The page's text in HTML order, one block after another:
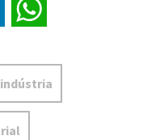
LinkedIn
indústria